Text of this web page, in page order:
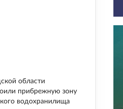
области
прибрежную зону
водохранилища